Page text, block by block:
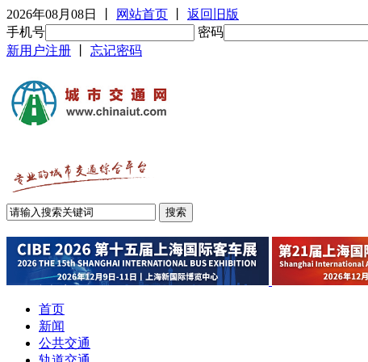
2026年08月08日 网站首页
返回旧版
手机号
密码
新用户注册
忘记密码
首页
新闻
公共交通